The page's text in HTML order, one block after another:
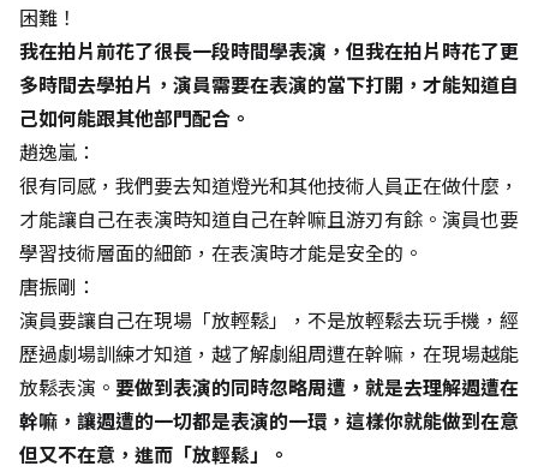
困難！
我在拍片前花了很長一段時間學表演，但我在拍片時花了更
多時間去學拍片，演員需要在表演的當下打開，才能知道自
己如何能跟其他部門配合。
趙逸嵐：
很有同感，我們要去知道燈光和其他技術人員正在做什麼，
才能讓自己在表演時知道自己在幹嘛且游刃有餘。演員也要
學習技術層面的細節，在表演時才能是安全的。
唐振剛：
演員要讓自己在現場「放輕鬆」，不是放輕鬆去玩手機，經
歷過劇場訓練才知道，越了解劇組周遭在幹嘛，在現場越能
放鬆表演。 要做到表演的同時忽略周遭，就是去理解週遭在
幹嘛，讓週遭的一切都是表演的一環，這樣你就能做到在意
但又不在意，進而「放輕鬆」。